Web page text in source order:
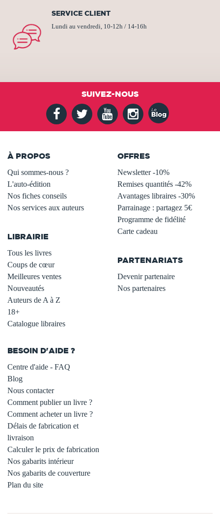
SERVICE CLIENT
Lundi au vendredi, 10-12h / 14-16h
SUIVEZ-NOUS
À PROPOS
Qui sommes-nous ?
L'auto-édition
Nos fiches conseils
Nos services aux auteurs
LIBRAIRIE
Tous les livres
Coups de cœur
Meilleures ventes
Nouveautés
Auteurs de A à Z
18+
Catalogue libraires
OFFRES
Newsletter -10%
Remises quantités -42%
Avantages libraires -30%
Parrainage : partagez 5€
Programme de fidélité
Carte cadeau
PARTENARIATS
Devenir partenaire
Nos partenaires
BESOIN D'AIDE ?
Centre d'aide - FAQ
Blog
Nous contacter
Comment publier un livre ?
Comment acheter un livre ?
Délais de fabrication et
livraison
Calculer le prix de fabrication
Nos gabarits intérieur
Nos gabarits de couverture
Plan du site